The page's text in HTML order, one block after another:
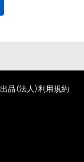
品（法人）利用規約